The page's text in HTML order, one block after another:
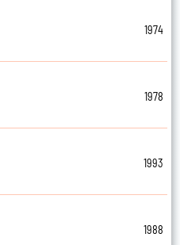
1974
1978
1993
1988